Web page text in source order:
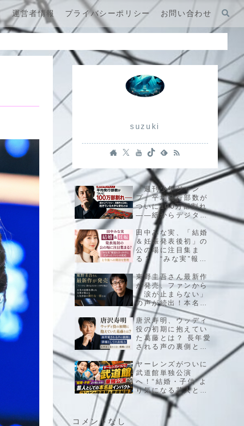
運営者情報 プライバシーポリシー お問い合わせ
suzuki
『週刊少年ジャン
プ』平均発行部数が
ついに100万部割れ
――紙からデジタル
へ、漫画界の王者に
起きている大きな変
化とは
田中みな実、「結婚
＆妊娠発表後初」の
公の場に注目集ま
る？ “みな実”報道
をきっかけに広がっ
たファンの反応と今
後への期待を整理
東野圭吾さん最新作
が発売、ファンから
「涙が止まらない」
の声が続出！本名や
結婚生活にも注目が
集まる人気作家の新
たな一冊とは
唐沢寿明、ウッディ
役の初期に抱えてい
た葛藤とは？ 長年愛
される声の裏側と俳
優としての表現力、
結婚後も変わらない
挑戦に注目
ヤーレンズがついに
武道館単独公演
へ！“結婚・子供”よ
り気になる芸人とし
ての本名級インパク
ト、コンビの快進撃
を徹底解説
コメントなし